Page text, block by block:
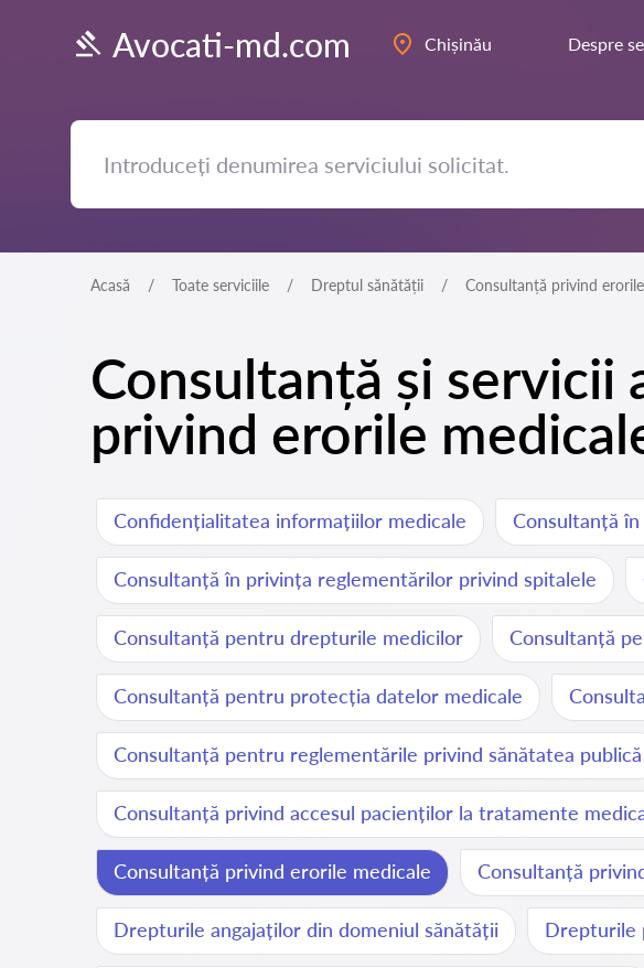
Avocati-md.com Chișinău Despre
Acasă Toate serviciile Dreptul sănătății Consultanță privind
Consultanță și servicii
privind erorile
Confidențialitatea informațiilor medicale Consultanță
Consultanță în privința reglementărilor privind spitalele
Consultanță pentru drepturile medicilor Consultanță
Consultanță pentru protecția datelor medicale
Consultanță pentru reglementările privind sănătatea publică
Consultanță privind accesul pacienților la tratamente
Consultanță privind erorile medicale Consultanță
Drepturile angajaților din domeniul sănătății Drepturile